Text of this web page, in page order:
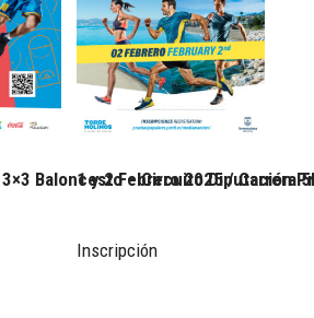
3×3 Baloncesto – Circuito Diputación
1 y 2 Febrero 2025 / Carrera
Inscripción